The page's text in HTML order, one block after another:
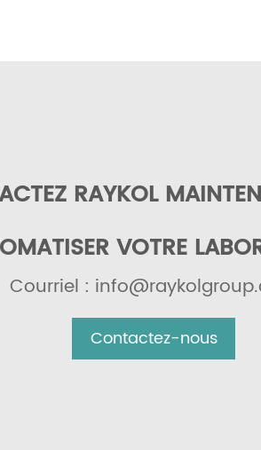
RAYKOL
VOTRE
Courriel :
Contactez-nous